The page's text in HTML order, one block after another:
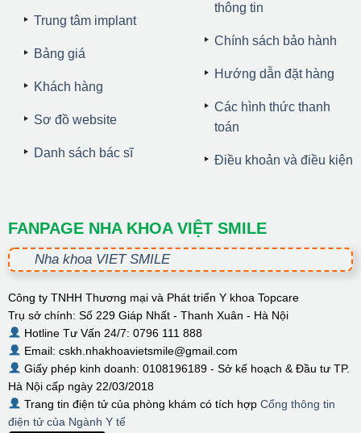
Trung tâm implant
Bảng giá
Khách hàng
Sơ đồ website
Danh sách bác sĩ
thông tin
Chính sách bảo hành
Hướng dẫn đặt hàng
Các hình thức thanh
toán
Điều khoản và điều kiện
FANPAGE NHA KHOA VIỆT SMILE
Nha khoa VIET SMILE
Công ty TNHH Thương mại và Phát triển Y khoa Topcare
Trụ sở chính: Số 229 Giáp Nhất - Thanh Xuân - Hà Nội
Hotline Tư Vấn 24/7: 0796 111 888
Email: cskh.nhakhoavietsmile@gmail.com
Giấy phép kinh doanh: 0108196189 - Sở kế hoạch & Đầu tư TP.
Hà Nội cấp ngày 22/03/2018
Trang tin điện tử của phòng khám có tích hợp Cổng thông tin
điện tử của Ngành Y tế